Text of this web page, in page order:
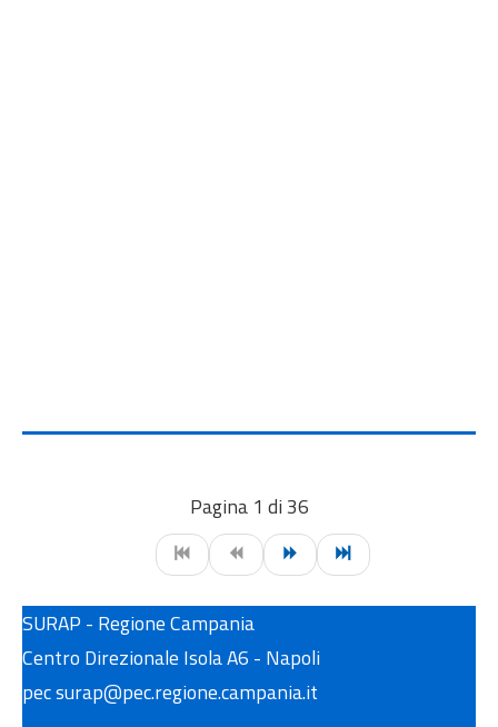
Pagina 1 di 36
SURAP - Regione Campania
Centro Direzionale Isola A6 - Napoli
pec surap@pec.regione.campania.it